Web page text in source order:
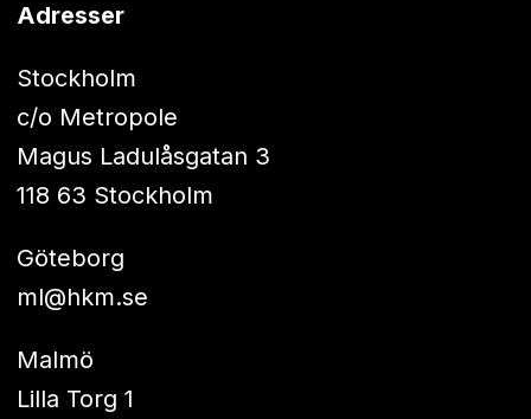
Adresser
Stockholm
c/o Metropole
Magus Ladulåsgatan 3
118 63 Stockholm
Göteborg
ml@hkm.se
Malmö
Lilla Torg 1